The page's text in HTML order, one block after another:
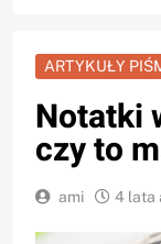
ARTYKUŁY
Notatki
czy to
ami 4 lata